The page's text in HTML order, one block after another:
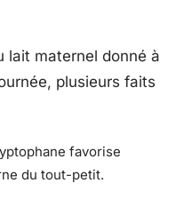
lait maternel donné à
plusieurs faits
favorise
du tout-petit.